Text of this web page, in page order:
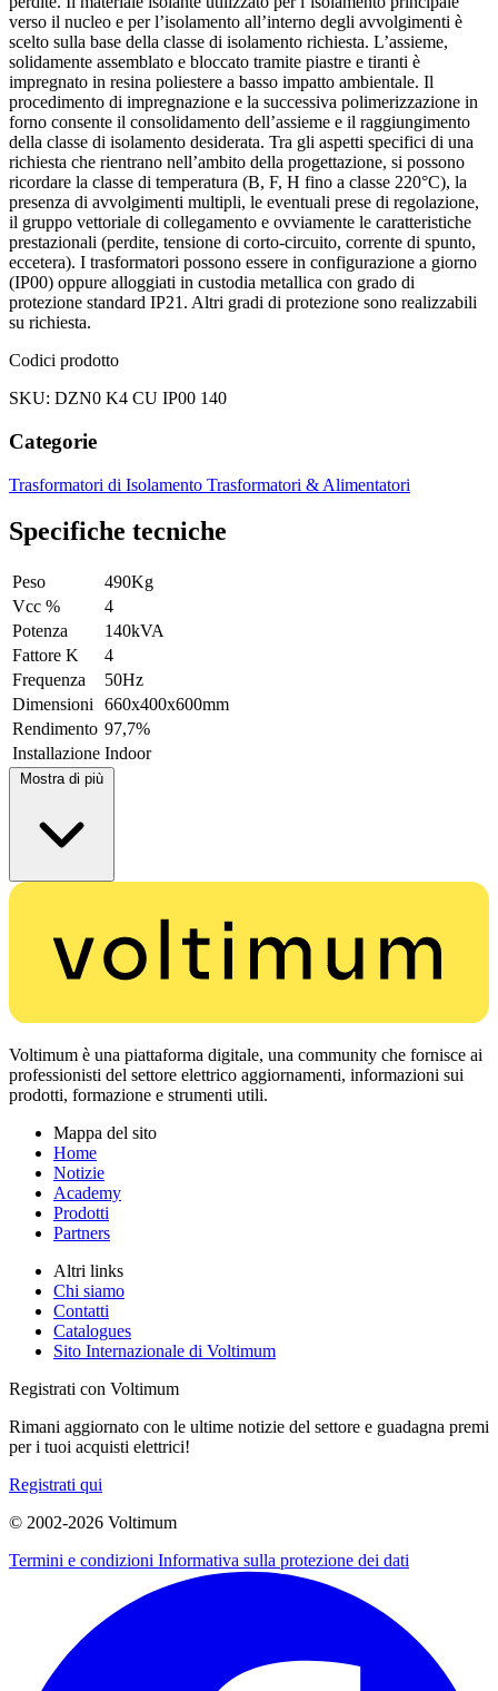
verso il nucleo e per l’isolamento all’interno degli avvolgimenti è
scelto sulla base della classe di isolamento richiesta. L’assieme,
solidamente assemblato e bloccato tramite piastre e tiranti è
impregnato in resina poliestere a basso impatto ambientale. Il
procedimento di impregnazione e la successiva polimerizzazione in
forno consente il consolidamento dell’assieme e il raggiungimento
della classe di isolamento desiderata. Tra gli aspetti specifici di una
richiesta che rientrano nell’ambito della progettazione, si possono
ricordare la classe di temperatura (B, F, H fino a classe 220°C), la
presenza di avvolgimenti multipli, le eventuali prese di regolazione,
il gruppo vettoriale di collegamento e ovviamente le caratteristiche
prestazionali (perdite, tensione di corto-circuito, corrente di spunto,
eccetera). I trasformatori possono essere in configurazione a giorno
(IP00) oppure alloggiati in custodia metallica con grado di
protezione standard IP21. Altri gradi di protezione sono realizzabili
su richiesta.
Codici prodotto
SKU: DZN0 K4 CU IP00 140
Categorie
Trasformatori di Isolamento Trasformatori & Alimentatori
Specifiche tecniche
Peso
490Kg
Vcc %
4
Potenza
140kVA
Fattore K
4
Frequenza
50Hz
Dimensioni
660x400x600mm
Rendimento 97,7%
Installazione Indoor
Mostra di più
Voltimum è una piattaforma digitale, una community che fornisce ai
professionisti del settore elettrico aggiornamenti, informazioni sui
prodotti, formazione e strumenti utili.
Mappa del sito
Home
Notizie
Academy
Prodotti
Partners
Altri links
Chi siamo
Contatti
Catalogues
Sito Internazionale di Voltimum
Registrati con Voltimum
Rimani aggiornato con le ultime notizie del settore e guadagna premi
per i tuoi acquisti elettrici!
Registrati qui
© 2002-2026 Voltimum
Termini e condizioni Informativa sulla protezione dei dati